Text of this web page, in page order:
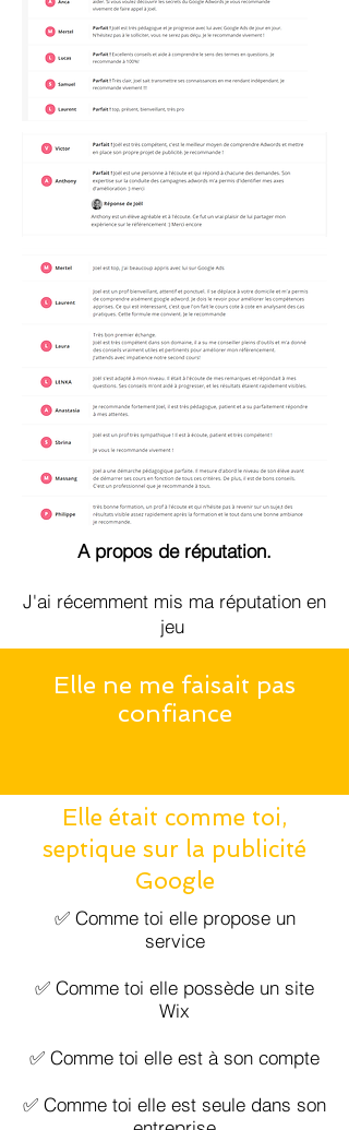
A propos de réputation.
J'ai récemment mis ma réputation en
jeu
Elle ne me faisait pas
confiance
Elle était comme toi,
septique sur la publicité
Google
✅ Comme toi elle propose un
service
✅ Comme toi elle possède un site
Wix
✅ Comme toi elle est à son compte
✅ Comme toi elle est seule dans son